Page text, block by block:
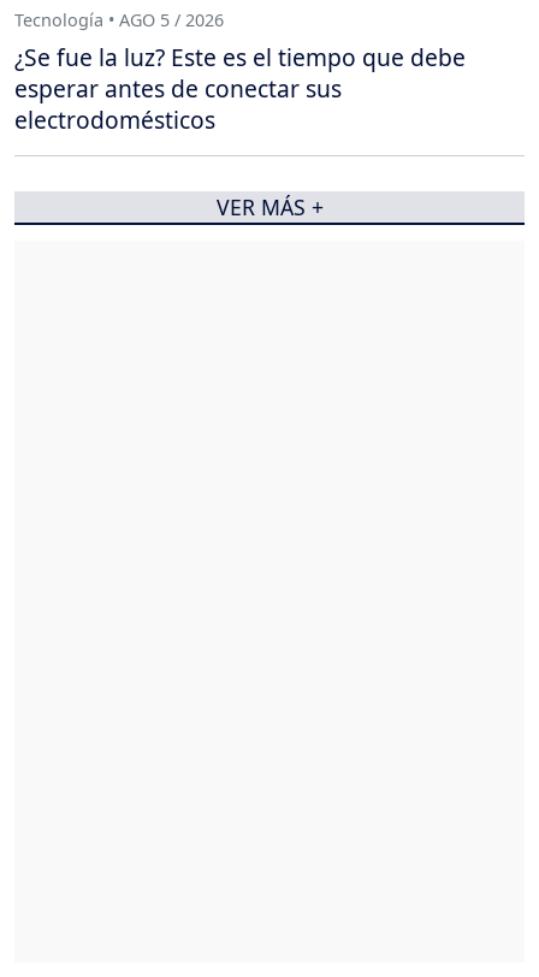
Tecnología • AGO 5 / 2026
¿Se fue la luz? Este es el tiempo que debe
esperar antes de conectar sus
electrodomésticos
VER MÁS +